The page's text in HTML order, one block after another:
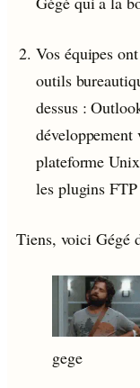
Vos équipes
outils
dessus :
développement
plateforme
les plugins
Tiens, voici Gégé
gege